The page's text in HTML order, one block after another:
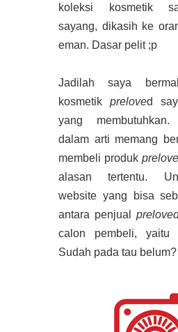
koleksi kosmetik
sayang, dikasih ke
eman. Dasar pelit ;p
Jadilah saya
kosmetik preloved
yang membutuhkan.
dalam arti memang
membeli produk
alasan tertentu.
website yang bisa
antara penjual
calon pembeli, yaitu
Sudah pada tau belum?